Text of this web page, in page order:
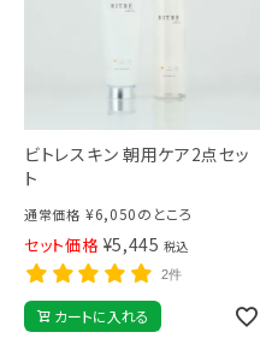
ビトレスキン 朝用ケア2点セッ
ト
通常価格 ¥6,050のところ
セット価格 ¥5,445 税込
2件
カートに入れる